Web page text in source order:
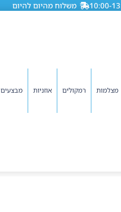
משלוח מהיום להיום
מצלמות רמקולים אוזניות מבצעים